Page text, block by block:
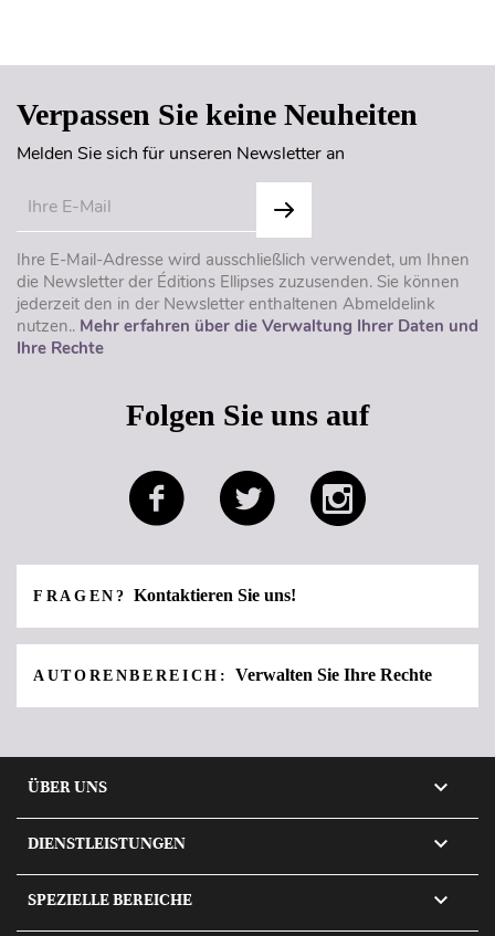
Verpassen Sie keine Neuheiten
Melden Sie sich für unseren Newsletter an
Ihre E-Mail-Adresse wird ausschließlich verwendet, um Ihnen
die Newsletter der Éditions Ellipses zuzusenden. Sie können
jederzeit den in der Newsletter enthaltenen Abmeldelink
nutzen.. Mehr erfahren über die Verwaltung Ihrer Daten und
Ihre Rechte
Folgen Sie uns auf
FRAGEN?Kontaktieren Sie uns!
AUTORENBEREICH: Verwalten Sie Ihre Rechte
ÜBER UNS 
DIENSTLEISTUNGEN 
SPEZIELLE BEREICHE 